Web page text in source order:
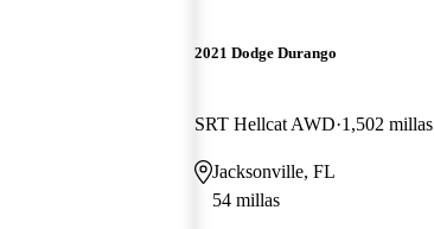
2021 Dodge Durango
SRT Hellcat AWD 1,502 millas
Jacksonville, FL
54 millas